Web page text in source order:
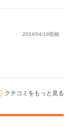
2024/04/18投稿
クチコミをもっと見る